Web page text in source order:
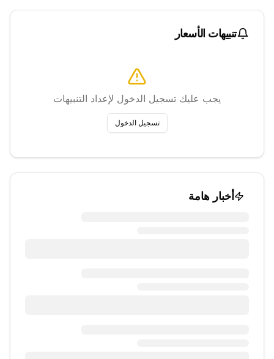
تنبيهات الأسعار
يجب عليك تسجيل الدخول لإعداد التنبيهات
تسجيل الدخول
أخبار هامة